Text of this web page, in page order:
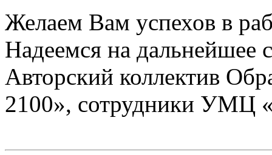
Желаем Вам успехов в
Надеемся на дальнейшее
Авторский коллектив
2100», сотрудники УМЦ